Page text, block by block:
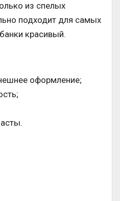
из спелых
подходит для самых
красивый.
оформление;